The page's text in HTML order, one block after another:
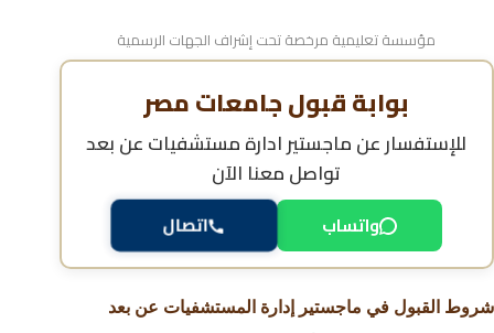
مؤسسة تعليمية مرخصة تحت إشراف الجهات الرسمية
بوابة قبول جامعات مصر
للإستفسار عنماجستير ادارة مستشفيات عن بعد
تواصل معنا الآن
واتساب اتصال
شروط القبول في ماجستير إدارة المستشفيات عن بعد